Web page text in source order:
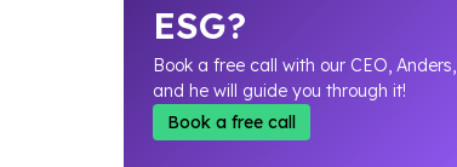
ESG?
Book a free call with our CEO, Anders,
and he will guide you through it!
Book a free call